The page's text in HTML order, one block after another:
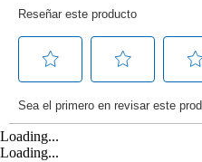
Loading...
Loading...